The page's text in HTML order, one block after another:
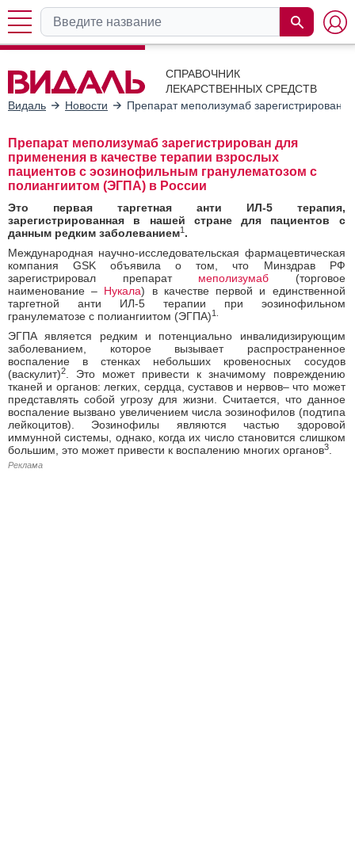
СПРАВОЧНИК
ЛЕКАРСТВЕННЫХ СРЕДСТВ
Видаль
Новости Препарат меполизумаб зарегистрирован
Препарат меполизумаб зарегистрирован для
применения в качестве терапии взрослых
пациентов с эозинофильным гранулематозом с
полиангиитом (ЭГПА) в России
Это первая таргетная анти ИЛ-5 терапия,
зарегистрированная в нашей стране для пациентов с
данным редким заболеванием1 .
Международная научно-исследовательская фармацевтическая
компания GSK объявила о том, что Минздрав РФ
зарегистрировал препарат меполизумаб (торговое
наименование – Нукала) в качестве первой и единственной
таргетной анти ИЛ-5 терапии при эозинофильном
гранулематозе с полиангиитом (ЭГПА)1.
ЭГПА является редким и потенциально инвалидизирующим
заболеванием, которое вызывает распространенное
воспаление в стенках небольших кровеносных сосудов
(васкулит)2
. Это может привести к значимому повреждению
тканей и органов: легких, сердца, суставов и нервов– что может
представлять собой угрозу для жизни. Считается, что данное
воспаление вызвано увеличением числа эозинофилов (подтипа
лейкоцитов). Эозинофилы являются частью здоровой
иммунной системы, однако, когда их число становится слишком
большим, это может привести к воспалению многих органов3
Реклама